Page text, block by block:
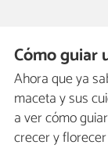
Cómo guiar
Ahora que ya
maceta y sus
a ver cómo
crecer y